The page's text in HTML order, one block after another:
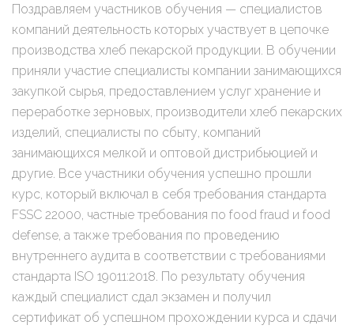
Поздравляем участников обучения — специалистов
компаний деятельность которых участвует в цепочке
производства хлеб пекарской продукции. В обучении
приняли участие специалисты компании занимающихся
закупкой сырья, предоставлением услуг хранение и
переработке зерновых, производители хлеб пекарских
изделий, специалисты по сбыту, компаний
занимающихся мелкой и оптовой дистрибьюцией и
другие. Все участники обучения успешно прошли
курс, который включал в себя требования стандарта
FSSC 22000, частные требования по food fraud и food
defense, а также требования по проведению
внутреннего аудита в соответствии с требованиями
стандарта ISO 19011:2018. По результату обучения
каждый специалист сдал экзамен и получил
сертификат об успешном прохождении курса и сдачи